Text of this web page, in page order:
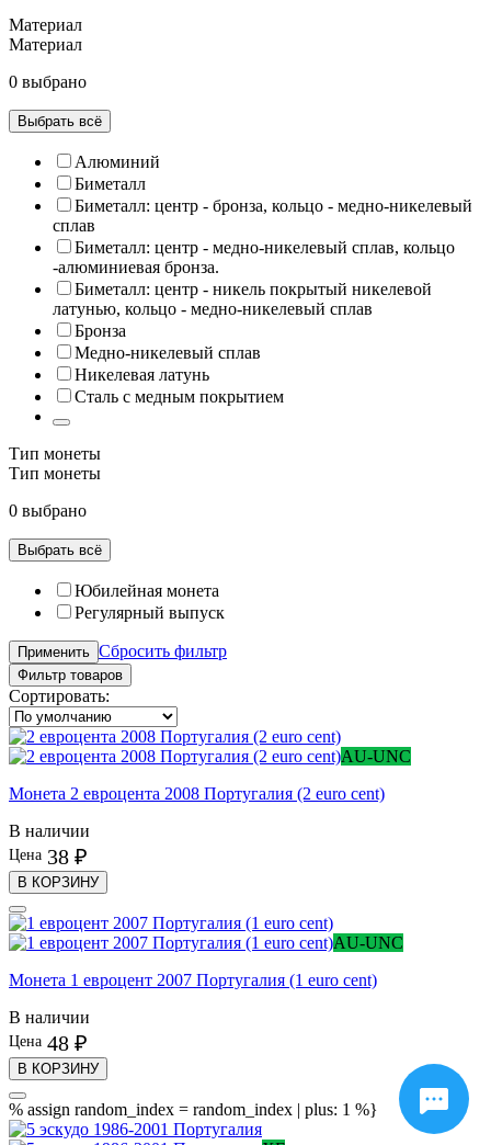
Материал
Материал
0 выбрано
Выбрать всё
Алюминий
Биметалл
Биметалл: центр - бронза, кольцо - медно-никелевый
сплав
Биметалл: центр - медно-никелевый сплав, кольцо
-алюминиевая бронза.
Биметалл: центр - никель покрытый никелевой
латунью, кольцо - медно-никелевый сплав
Бронза
Медно-никелевый сплав
Никелевая латунь
Сталь с медным покрытием
Тип монеты
Тип монеты
0 выбрано
Выбрать всё
Юбилейная монета
Регулярный выпуск
Применить Сбросить фильтр
Фильтр товаров
Сортировать:
AU-UNC
Монета 2 евроцента 2008 Португалия (2 euro cent)
В наличии
Цена 38 ₽
В КОРЗИНУ
AU-UNC
Монета 1 евроцент 2007 Португалия (1 euro cent)
В наличии
Цена 48 ₽
В КОРЗИНУ
% assign random_index = random_index | plus: 1 %}